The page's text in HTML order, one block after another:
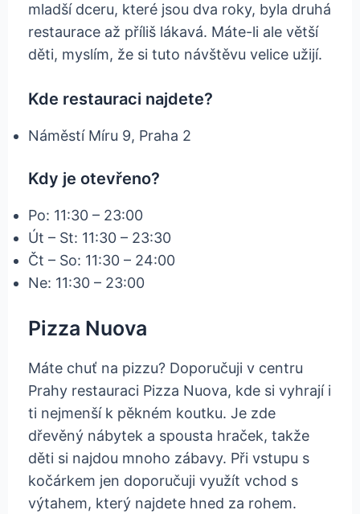
mladší dceru, které jsou dva roky, byla druhá
restaurace až příliš lákavá. Máte-li ale větší
děti, myslím, že si tuto návštěvu velice užijí.
Kde restauraci najdete?
Náměstí Míru 9, Praha 2
Kdy je otevřeno?
Po: 11:30 – 23:00
Út – St: 11:30 – 23:30
Čt – So: 11:30 – 24:00
Ne: 11:30 – 23:00
Pizza Nuova
Máte chuť na pizzu? Doporučuji v centru
Prahy restauraci Pizza Nuova, kde si vyhrají i
ti nejmenší k pěkném koutku. Je zde
dřevěný nábytek a spousta hraček, takže
děti si najdou mnoho zábavy. Při vstupu s
kočárkem jen doporučuji využít vchod s
výtahem, který najdete hned za rohem.